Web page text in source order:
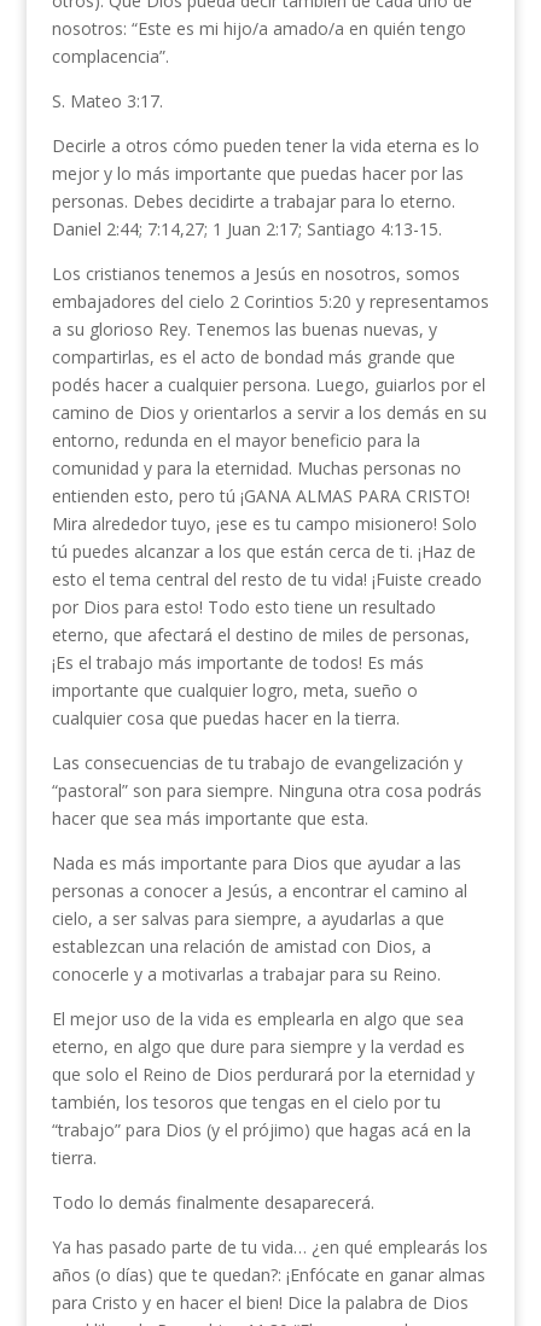
nosotros: “Este es mi hijo/a amado/a en quién tengo
complacencia”.
S. Mateo 3:17.
Decirle a otros cómo pueden tener la vida eterna es lo
mejor y lo más importante que puedas hacer por las
personas. Debes decidirte a trabajar para lo eterno.
Daniel 2:44; 7:14,27; 1 Juan 2:17; Santiago 4:13-15.
Los cristianos tenemos a Jesús en nosotros, somos
embajadores del cielo 2 Corintios 5:20 y representamos
a su glorioso Rey. Tenemos las buenas nuevas, y
compartirlas, es el acto de bondad más grande que
podés hacer a cualquier persona. Luego, guiarlos por el
camino de Dios y orientarlos a servir a los demás en su
entorno, redunda en el mayor beneficio para la
comunidad y para la eternidad. Muchas personas no
entienden esto, pero tú ¡GANA ALMAS PARA CRISTO!
Mira alrededor tuyo, ¡ese es tu campo misionero! Solo
tú puedes alcanzar a los que están cerca de ti. ¡Haz de
esto el tema central del resto de tu vida! ¡Fuiste creado
por Dios para esto! Todo esto tiene un resultado
eterno, que afectará el destino de miles de personas,
¡Es el trabajo más importante de todos! Es más
importante que cualquier logro, meta, sueño o
cualquier cosa que puedas hacer en la tierra.
Las consecuencias de tu trabajo de evangelización y
“pastoral” son para siempre. Ninguna otra cosa podrás
hacer que sea más importante que esta.
Nada es más importante para Dios que ayudar a las
personas a conocer a Jesús, a encontrar el camino al
cielo, a ser salvas para siempre, a ayudarlas a que
establezcan una relación de amistad con Dios, a
conocerle y a motivarlas a trabajar para su Reino.
El mejor uso de la vida es emplearla en algo que sea
eterno, en algo que dure para siempre y la verdad es
que solo el Reino de Dios perdurará por la eternidad y
también, los tesoros que tengas en el cielo por tu
“trabajo” para Dios (y el prójimo) que hagas acá en la
tierra.
Todo lo demás finalmente desaparecerá.
Ya has pasado parte de tu vida… ¿en qué emplearás los
años (o días) que te quedan?: ¡Enfócate en ganar almas
para Cristo y en hacer el bien! Dice la palabra de Dios